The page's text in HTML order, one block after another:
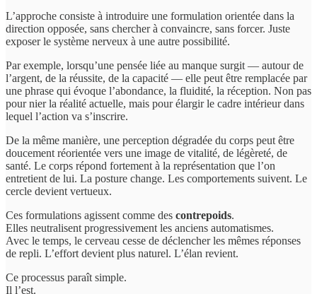
L’approche consiste à introduire une formulation orientée dans la
direction opposée, sans chercher à convaincre, sans forcer. Juste
exposer le système nerveux à une autre possibilité.
Par exemple, lorsqu’une pensée liée au manque surgit — autour de
l’argent, de la réussite, de la capacité — elle peut être remplacée par
une phrase qui évoque l’abondance, la fluidité, la réception. Non pas
pour nier la réalité actuelle, mais pour élargir le cadre intérieur dans
lequel l’action va s’inscrire.
De la même manière, une perception dégradée du corps peut être
doucement réorientée vers une image de vitalité, de légèreté, de
santé. Le corps répond fortement à la représentation que l’on
entretient de lui. La posture change. Les comportements suivent. Le
cercle devient vertueux.
Ces formulations agissent comme des contrepoids.
Elles neutralisent progressivement les anciens automatismes.
Avec le temps, le cerveau cesse de déclencher les mêmes réponses
de repli. L’effort devient plus naturel. L’élan revient.
Ce processus paraît simple.
Il l’est.